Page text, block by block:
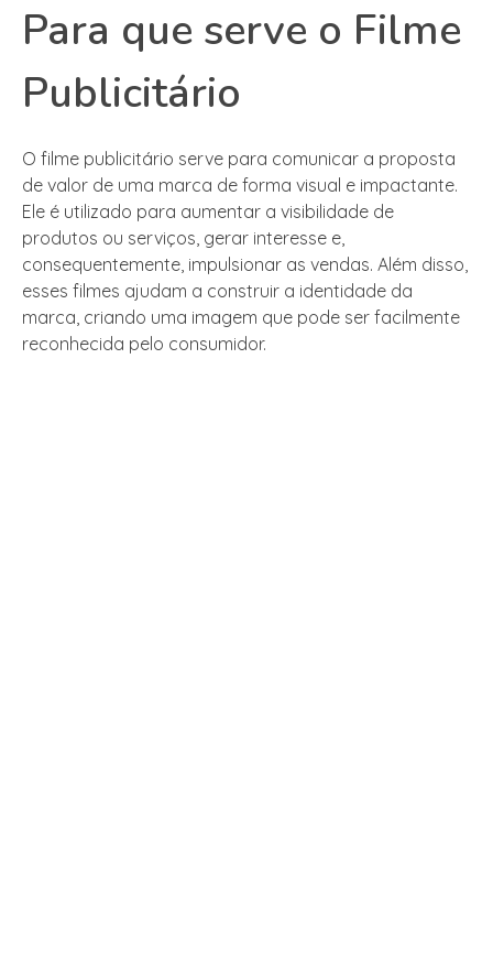
Para que serve o Filme
Publicitário
O filme publicitário serve para comunicar a proposta
de valor de uma marca de forma visual e impactante.
Ele é utilizado para aumentar a visibilidade de
produtos ou serviços, gerar interesse e,
consequentemente, impulsionar as vendas. Além disso,
esses filmes ajudam a construir a identidade da
marca, criando uma imagem que pode ser facilmente
reconhecida pelo consumidor.